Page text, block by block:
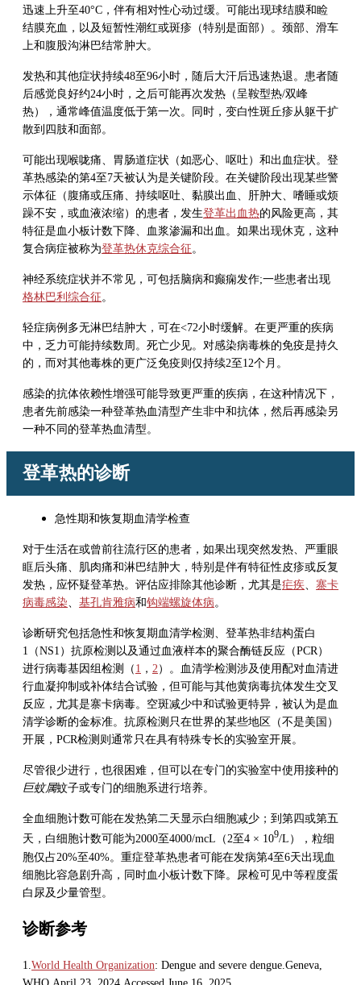
迅速上升至40°C，伴有相对性心动过缓。可能出现球结膜和睑
结膜充血，以及短暂性潮红或斑疹（特别是面部）。颈部、滑车
上和腹股沟淋巴结常肿大。
发热和其他症状持续48至96小时，随后大汗后迅速热退。患者随
后感觉良好约24小时，之后可能再次发热（呈鞍型热/双峰
热），通常峰值温度低于第一次。同时，变白性斑丘疹从躯干扩
散到四肢和面部。
可能出现喉咙痛、胃肠道症状（如恶心、呕吐）和出血症状。登
革热感染的第4至7天被认为是关键阶段。在关键阶段出现某些警
示体征（腹痛或压痛、持续呕吐、黏膜出血、肝肿大、嗜睡或烦
躁不安，或血液浓缩）的患者，发生登革出血热的风险更高，其
特征是血小板计数下降、血浆渗漏和出血。如果出现休克，这种
复合病症被称为登革热休克综合征。
神经系统症状并不常见，可包括脑病和癫痫发作;一些患者出现
格林巴利综合征。
轻症病例多无淋巴结肿大，可在<72小时缓解。在更严重的疾病
中，乏力可能持续数周。死亡少见。对感染病毒株的免疫是持久
的，而对其他毒株的更广泛免疫则仅持续2至12个月。
感染的抗体依赖性增强可能导致更严重的疾病，在这种情况下，
患者先前感染一种登革热血清型产生非中和抗体，然后再感染另
一种不同的登革热血清型。
登革热的诊断
急性期和恢复期血清学检查
对于生活在或曾前往流行区的患者，如果出现突然发热、严重眼
眶后头痛、肌肉痛和淋巴结肿大，特别是伴有特征性皮疹或反复
发热，应怀疑登革热。评估应排除其他诊断，尤其是疟疾、 寨卡
病毒感染、 基孔肯雅病和钩端螺旋体病。
诊断研究包括急性和恢复期血清学检测、登革热非结构蛋白
1（NS1）抗原检测以及通过血液样本的聚合酶链反应（PCR）
进行病毒基因组检测（ 1 ， 2）。血清学检测涉及使用配对血清进
行血凝抑制或补体结合试验，但可能与其他黄病毒抗体发生交叉
反应，尤其是寨卡病毒。空斑减少中和试验更特异，被认为是血
清学诊断的金标准。抗原检测只在世界的某些地区（不是美国）
开展，PCR检测则通常只在具有特殊专长的实验室开展。
尽管很少进行，也很困难，但可以在专门的实验室中使用接种的
巨蚊属蚊子或专门的细胞系进行培养。
全血细胞计数可能在发热第二天显示白细胞减少；到第四或第五
天，白细胞计数可能为2000至4000/mcL（2至4 × 109/L），粒细
胞仅占20%至40%。重症登革热患者可能在发病第4至6天出现血
细胞比容急剧升高，同时血小板计数下降。尿检可见中等程度蛋
白尿及少量管型。
诊断参考
1.World Health Organization: Dengue and severe dengue.Geneva,